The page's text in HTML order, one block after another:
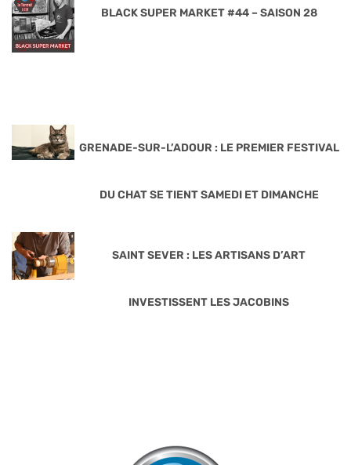
BLACK SUPER MARKET #44 – SAISON 28
GRENADE-SUR-L’ADOUR : LE PREMIER FESTIVAL
DU CHAT SE TIENT SAMEDI ET DIMANCHE
SAINT SEVER : LES ARTISANS D’ART
INVESTISSENT LES JACOBINS